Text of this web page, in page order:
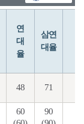
연
대
율
삼연
대율
48 71
60
90